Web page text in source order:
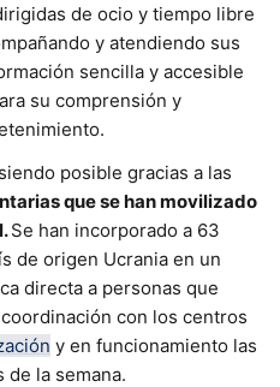
de ocio y tiempo libre
y atendiendo sus
sencilla y accesible
su comprensión y
posible gracias a las
que se han movilizado
Se han incorporado a 63
de origen Ucrania en un
directa a personas que
con los centros
y en funcionamiento las
de la semana.